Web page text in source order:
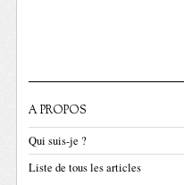
A PROPOS
Qui suis-je ?
Liste de tous les articles